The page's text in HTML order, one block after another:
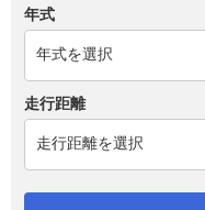
年式
走行距離